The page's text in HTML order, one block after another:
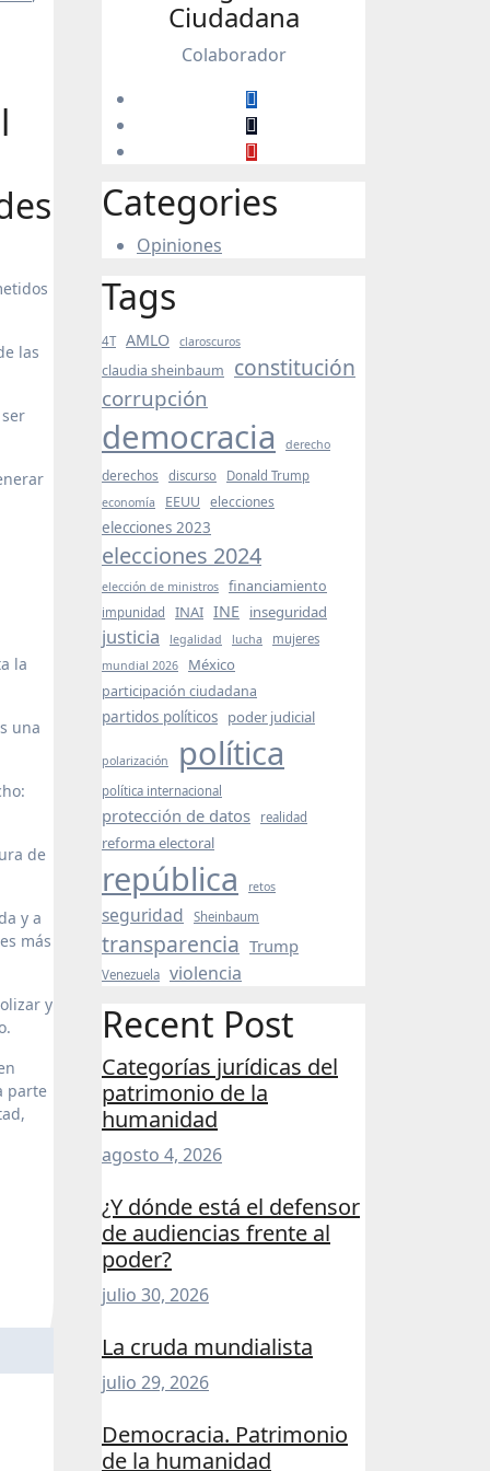
las
la
una
de
y a
más
y
parte
Ciudadana
Colaborador
Categories
Opiniones
Tags
4T AMLO claroscuros
claudia sheinbaum constitución
corrupción
democracia derecho
derechos discurso Donald Trump
economía EEUU elecciones
elecciones 2023
elecciones 2024
elección de ministros financiamiento
impunidad INAI INE inseguridad
justicia legalidad lucha mujeres
mundial 2026 México
participación ciudadana
partidos políticos poder judicial
polarización política
política internacional
protección de datos realidad
reforma electoral
república retos
seguridad Sheinbaum
transparencia Trump
Venezuela violencia
Recent Post
Categorías jurídicas del
patrimonio de la
humanidad
agosto 4, 2026
¿Y dónde está el defensor
de audiencias frente al
poder?
julio 30, 2026
La cruda mundialista
julio 29, 2026
Democracia. Patrimonio
de la humanidad